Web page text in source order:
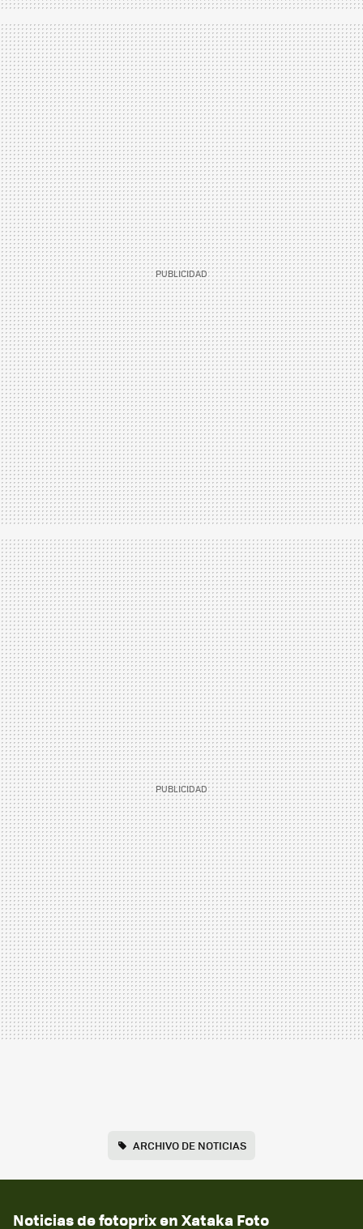
ARCHIVO DE NOTICIAS
Noticias de fotoprix en Xataka Foto